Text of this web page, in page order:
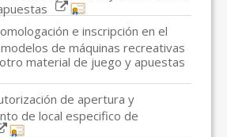
e inscripción en el
de máquinas recreativas
material de juego y apuestas
de apertura y
de local especifico de